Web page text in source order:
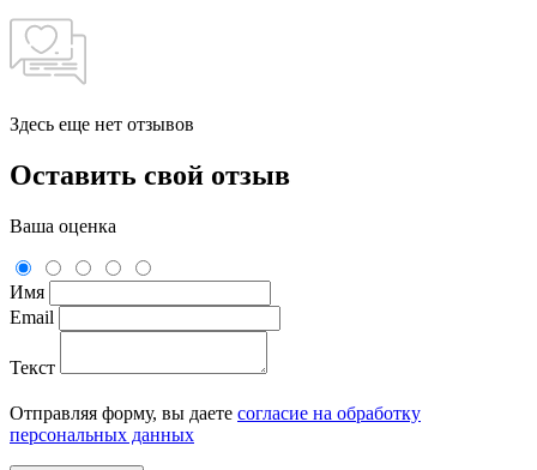
Здесь еще нет отзывов
Оставить свой отзыв
Ваша оценка
Имя
Email
Текст
Отправляя форму, вы даете согласие на обработку
персональных данных